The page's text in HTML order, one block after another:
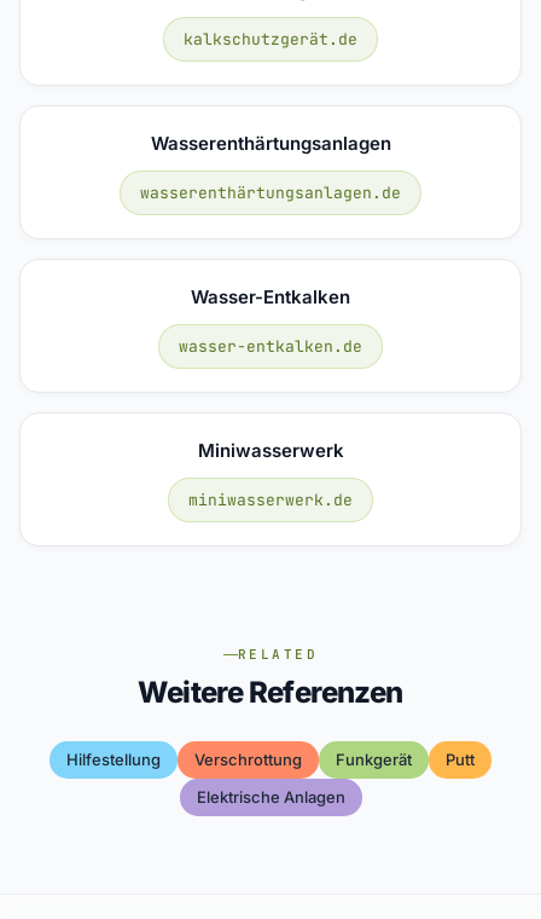
kalkschutzgerät.de
Wasserenthärtungsanlagen
wasserenthärtungsanlagen.de
Wasser-Entkalken
wasser-entkalken.de
Miniwasserwerk
miniwasserwerk.de
RELATED
Weitere Referenzen
Hilfestellung Verschrottung Funkgerät
Putt
Elektrische Anlagen